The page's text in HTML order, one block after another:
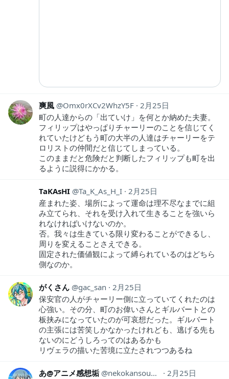
爽風 Omx0rXCv2WhzY5F 2月25日
町の人達からの「出ていけ」を何とか納めた夫妻。
フィリップはやっぱりチャーリーのことを信じてく
れていたけどもう町の大半の人達はチャーリーをテ
ロリストの仲間だと信じてしまっている。
このままだと危険だと判断したフィリップも町を出
るように説得にかかる。
TaKAsHI Ta_K_As_H_I 2月25日
産まれた姿、場所によって運命は理不尽なまでに組
み立てられ、それを受け入れて生きることを強いら
れなければいけないのか。
否。我々は生きている限り変わることができるし、
周りを変えることさえできる。
固定された価値観によって縛られているのはどちら
側なのか。
がくさん gac_san
2月25日
保安官の人がチャーリー側に立っていてくれたのは
心強い。その分、町のお偉いさんとギルバートとの
板挟みになっていたのが可哀想だった。ギルバート
の主張には苦笑しかなかったけれども、逃げる先も
ないのにどうしろってのはあるかも
リヴェラの描いた苦境に立たされつつあるね
あ@アニメ感想垢 nekokansouyox
2月25日